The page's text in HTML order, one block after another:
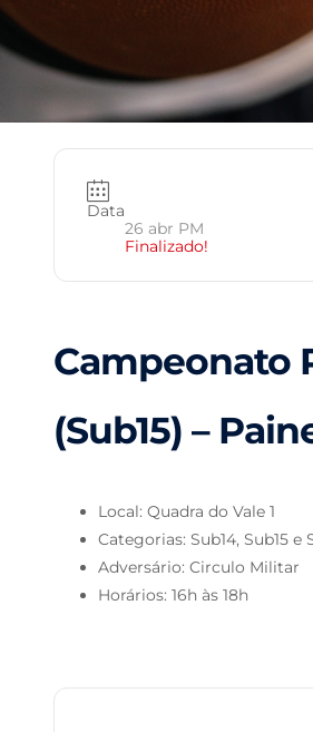
Data
26 abr PM
Finalizado!
Campeonato
(Sub15) –
Local: Quadra do Vale 1
Categorias: Sub14, Sub15 e
Adversário: Circulo Militar
Horários: 16h às 18h